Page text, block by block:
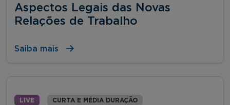
Aspectos Legais das Novas
Relações de Trabalho
Saiba mais
LIVE CURTA E MÉDIA DURAÇÃO